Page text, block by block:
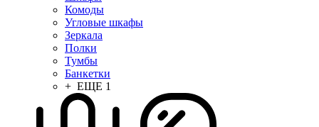
Комоды
Угловые шкафы
Зеркала
Полки
Тумбы
Банкетки
+ ЕЩЕ 1